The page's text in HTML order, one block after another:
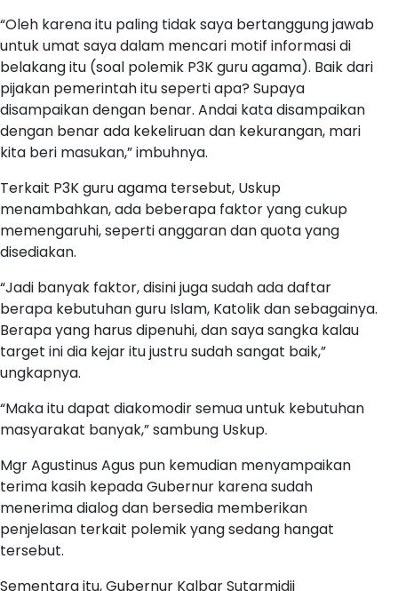
“Oleh karena itu paling tidak saya bertanggung jawab
untuk umat saya dalam mencari motif informasi di
belakang itu (soal polemik P3K guru agama). Baik dari
pijakan pemerintah itu seperti apa? Supaya
disampaikan dengan benar. Andai kata disampaikan
dengan benar ada kekeliruan dan kekurangan, mari
kita beri masukan,” imbuhnya.
Terkait P3K guru agama tersebut, Uskup
menambahkan, ada beberapa faktor yang cukup
memengaruhi, seperti anggaran dan quota yang
disediakan.
“Jadi banyak faktor, disini juga sudah ada daftar
berapa kebutuhan guru Islam, Katolik dan sebagainya.
Berapa yang harus dipenuhi, dan saya sangka kalau
target ini dia kejar itu justru sudah sangat baik,”
ungkapnya.
“Maka itu dapat diakomodir semua untuk kebutuhan
masyarakat banyak,” sambung Uskup.
Mgr Agustinus Agus pun kemudian menyampaikan
terima kasih kepada Gubernur karena sudah
menerima dialog dan bersedia memberikan
penjelasan terkait polemik yang sedang hangat
tersebut.
Sementara itu, Gubernur Kalbar Sutarmidji